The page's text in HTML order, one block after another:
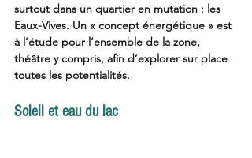
surtout dans un quartier en mutation : les
Eaux-Vives. Un « concept énergétique » est
à l’étude pour l’ensemble de la zone,
théâtre y compris, afin d’explorer sur place
toutes les potentialités.
Soleil et eau du lac